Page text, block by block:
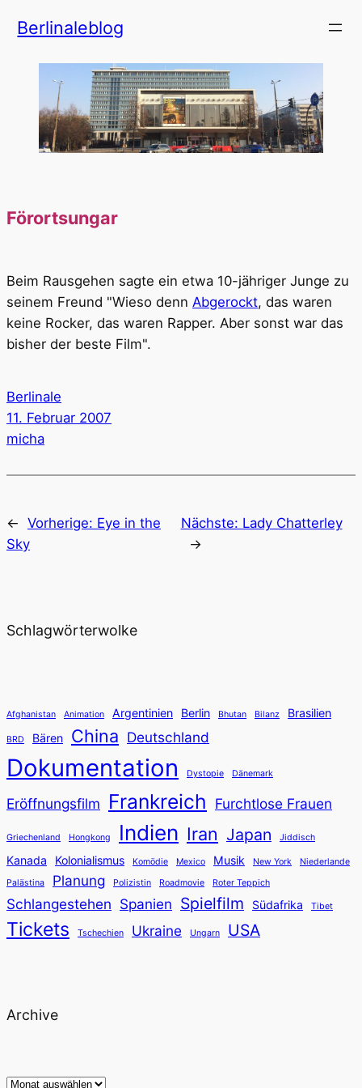
Inhalt
Berlinaleblog
Förortsungar
Beim Rausgehen sagte ein etwa 10-jähriger Junge zu
seinem Freund "Wieso denn Abgerockt, das waren
keine Rocker, das waren Rapper. Aber sonst war das
bisher der beste Film".
Berlinale
11. Februar 2007
micha
← Vorherige: Eye in the
Sky
Nächste: Lady Chatterley
→
Schlagwörterwolke
Afghanistan Animation Argentinien Berlin Bhutan Bilanz Brasilien
BRD Bären China Deutschland
Dokumentation Dystopie Dänemark
Eröffnungsfilm Frankreich Furchtlose Frauen
Griechenland Hongkong Indien Iran Japan Jiddisch
Kanada Kolonialismus Komödie Mexico Musik New York
Niederlande
Palästina
Planung Polizistin Roadmovie Roter Teppich
Schlangestehen Spanien Spielfilm Südafrika Tibet
Tickets Tschechien Ukraine Ungarn USA
Archive
Archiv